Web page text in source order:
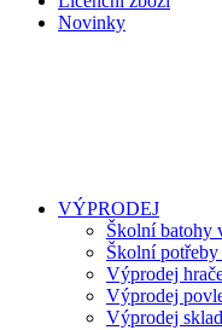
Novinky
VÝPRODEJ
Školní batohy
Školní potřeby
Výprodej
Výprodej
Výprodej